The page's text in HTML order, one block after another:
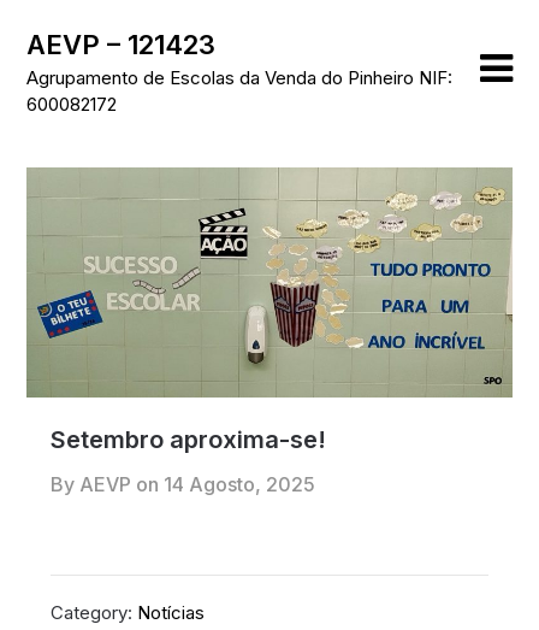
content
AEVP – 121423
Agrupamento de Escolas da Venda do Pinheiro NIF:
600082172
Setembro aproxima-se!
By AEVP on 14 Agosto, 2025
Category: Notícias